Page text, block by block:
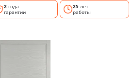
2года
гарантии
25 лет
работы